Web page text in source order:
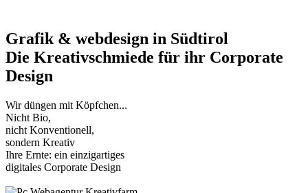
Grafik & webdesign in Südtirol
Die Kreativschmiede für ihr Corporate
Design
Wir düngen mit Köpfchen...
Nicht Bio,
nicht Konventionell,
sondern Kreativ
Ihre Ernte: ein einzigartiges
digitales Corporate Design